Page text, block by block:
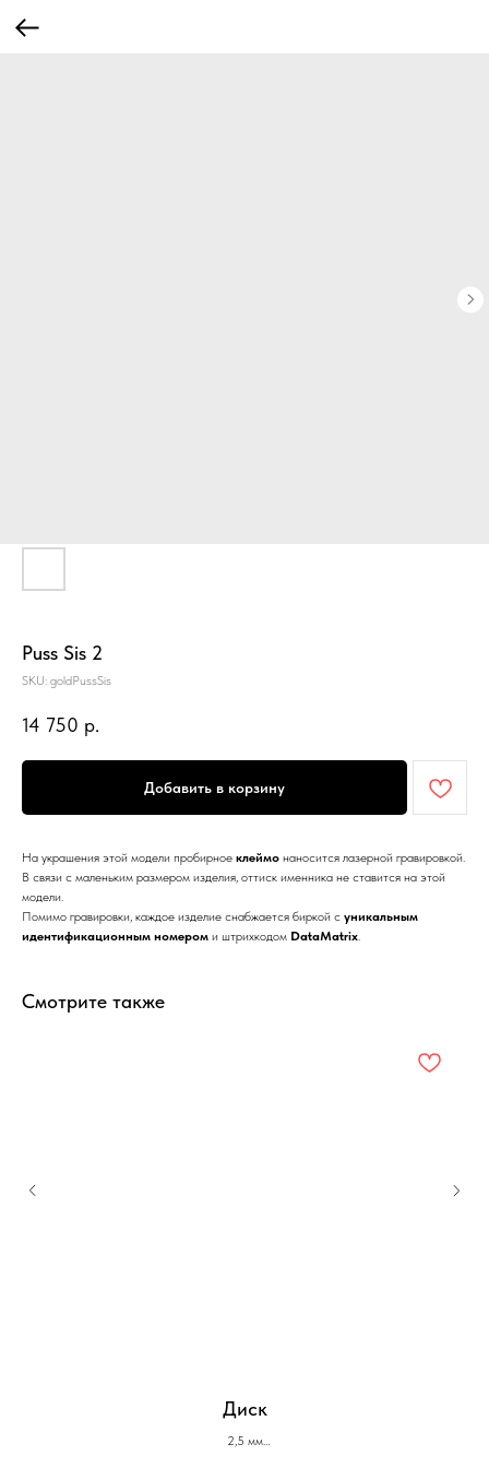
Puss Sis 2
SKU: goldPussSis
14 750 р.
Добавить в корзину
На украшения этой модели пробирное клеймо наносится лазерной гравировкой.
В связи с маленьким размером изделия, оттиск именника не ставится на этой
модели.
Помимо гравировки, каждое изделие снабжается биркой с уникальным
идентификационным номером и штрихкодом DataMatrix.
Смотрите также
Диск
2,5 мм